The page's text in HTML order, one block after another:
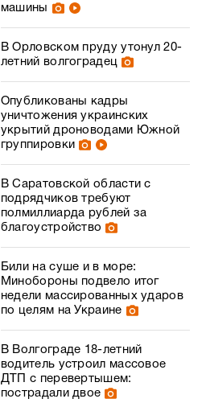
машины
В Орловском пруду утонул 20-
летний волгоградец
Опубликованы кадры
уничтожения украинских
укрытий дроноводами Южной
группировки
В Саратовской области с
подрядчиков требуют
полмиллиарда рублей за
благоустройство
Били на суше и в море:
Минобороны подвело итог
недели массированных ударов
по целям на Украине
В Волгограде 18-летний
водитель устроил массовое
ДТП с перевертышем:
пострадали двое